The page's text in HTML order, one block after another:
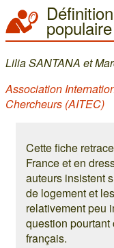
Lilia SANTANA et
Association
Chercheurs (AITEC)
Cette fiche
France et en
auteurs insistent
de logement et
relativement peu
question
français.